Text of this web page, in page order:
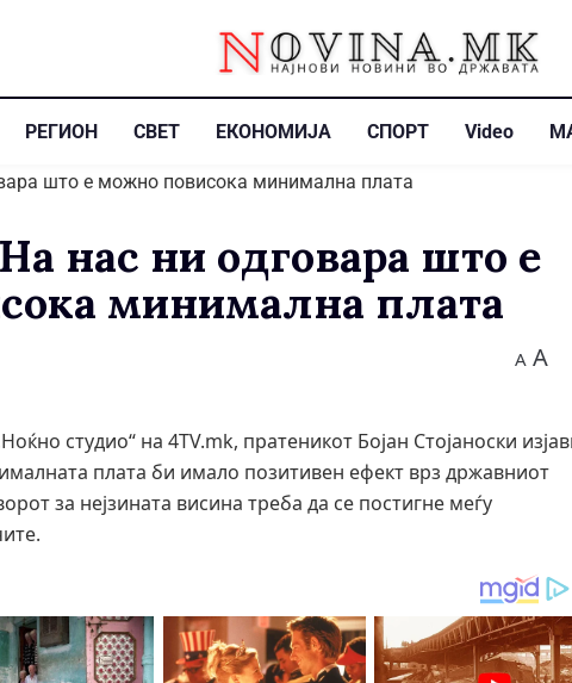
РЕГИОН СВЕТ ЕКОНОМИЈА СПОРТ Video
нас ни одговара што е
минимална плата
A A
студио“ на 4TV.mk, пратеникот Бојан Стојаноски
плата би имало позитивен ефект врз државниот
за нејзината висина треба да се постигне меѓу